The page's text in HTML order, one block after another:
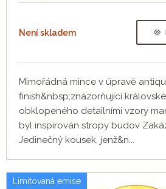
Není skladem
Mimořádná mince v úpravě
finish&nbsp;znázorňující
obklopeného detailními vzory
byl inspirován stropy budov
Jedinečný kousek, jenž&n...
Limitovaná emise